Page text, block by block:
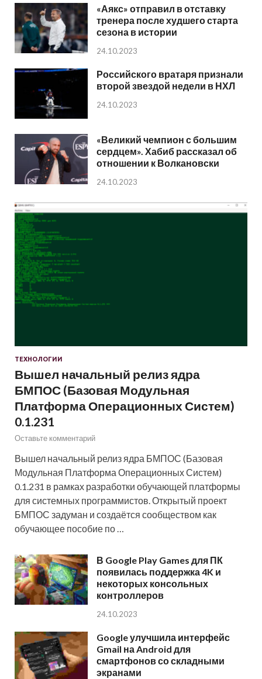
«Аякс» отправил в отставку
тренера после худшего старта
сезона в истории
24.10.2023
Российского вратаря признали
второй звездой недели в НХЛ
24.10.2023
«Великий чемпион с большим
сердцем». Хабиб рассказал об
отношении к Волкановски
24.10.2023
ТЕХНОЛОГИИ
Вышел начальный релиз ядра
БМПОС (Базовая Модульная
Платформа Операционных Систем)
0.1.231
Оставьте комментарий
Вышел начальный релиз ядра БМПОС (Базовая
Модульная Платформа Операционных Систем)
0.1.231 в рамках разработки обучающей платформы
для системных программистов. Открытый проект
БМПОС задуман и создаётся сообществом как
обучающее пособие по …
В Google Play Games для ПК
появилась поддержка 4K и
некоторых консольных
контроллеров
24.10.2023
Google улучшила интерфейс
Gmail на Android для
смартфонов со складными
экранами